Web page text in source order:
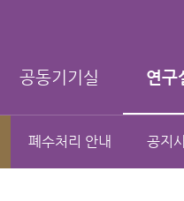
공동기기실 연구
폐수처리 안내 공지